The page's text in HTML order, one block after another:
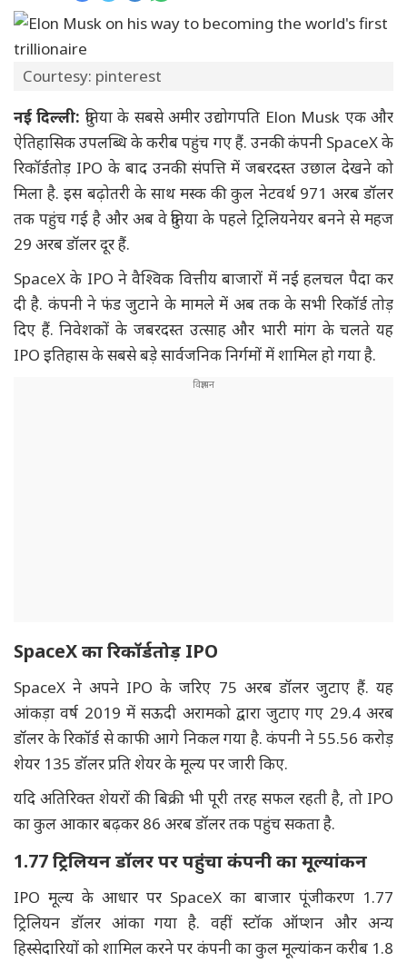
Courtesy: pinterest
नई दिल्ली: दुनिया के सबसे अमीर उद्योगपति Elon Musk एक और
ऐतिहासिक उपलब्धि के करीब पहुंच गए हैं. उनकी कंपनी SpaceX के
रिकॉर्डतोड़ IPO के बाद उनकी संपत्ति में जबरदस्त उछाल देखने को
मिला है. इस बढ़ोतरी के साथ मस्क की कुल नेटवर्थ 971 अरब डॉलर
तक पहुंच गई है और अब वे दुनिया के पहले ट्रिलियनेयर बनने से महज
29 अरब डॉलर दूर हैं.
SpaceX के IPO ने वैश्विक वित्तीय बाजारों में नई हलचल पैदा कर
दी है. कंपनी ने फंड जुटाने के मामले में अब तक के सभी रिकॉर्ड तोड़
दिए हैं. निवेशकों के जबरदस्त उत्साह और भारी मांग के चलते यह
IPO इतिहास के सबसे बड़े सार्वजनिक निर्गमों में शामिल हो गया है.
SpaceX का रिकॉर्डतोड़ IPO
SpaceX ने अपने IPO के जरिए 75 अरब डॉलर जुटाए हैं. यह
आंकड़ा वर्ष 2019 में सऊदी अरामको द्वारा जुटाए गए 29.4 अरब
डॉलर के रिकॉर्ड से काफी आगे निकल गया है. कंपनी ने 55.56 करोड़
शेयर 135 डॉलर प्रति शेयर के मूल्य पर जारी किए.
यदि अतिरिक्त शेयरों की बिक्री भी पूरी तरह सफल रहती है, तो IPO
का कुल आकार बढ़कर 86 अरब डॉलर तक पहुंच सकता है.
1.77 ट्रिलियन डॉलर पर पहुंचा कंपनी का मूल्यांकन
IPO मूल्य के आधार पर SpaceX का बाजार पूंजीकरण 1.77
ट्रिलियन डॉलर आंका गया है. वहीं स्टॉक ऑप्शन और अन्य
हिस्सेदारियों को शामिल करने पर कंपनी का कुल मूल्यांकन करीब 1.8